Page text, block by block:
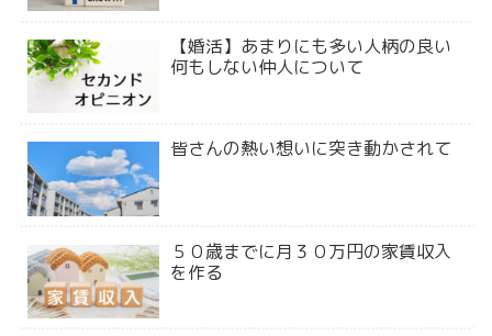
【婚活】あまりにも多い人柄の良い
何もしない仲人について
皆さんの熱い想いに突き動かされて
５０歳までに月３０万円の家賃収入
を作る